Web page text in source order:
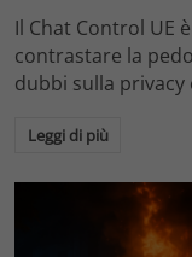
Il Chat Control UE
contrastare la
dubbi sulla privacy
Leggi di più